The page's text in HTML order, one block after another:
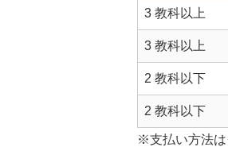
3 教科以上
3 教科以上
2 教科以下
2 教科以下
※支払い方法は